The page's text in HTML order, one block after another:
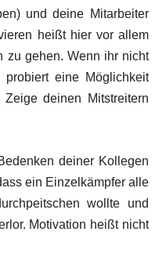
und deine Mitarbeiter
heißt hier vor allem
zu gehen. Wenn ihr nicht
eine Möglichkeit
deinen Mitstreitern
deiner Kollegen
ein Einzelkämpfer alle
wollte und
Motivation heißt nicht